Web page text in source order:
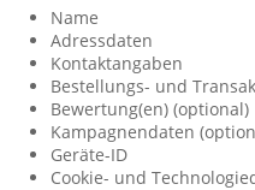
Name
Adressdaten
Kontaktangaben
Bestellungs- und
Bewertung(en) (optional)
Kampagnendaten
Geräte-ID
Cookie- und